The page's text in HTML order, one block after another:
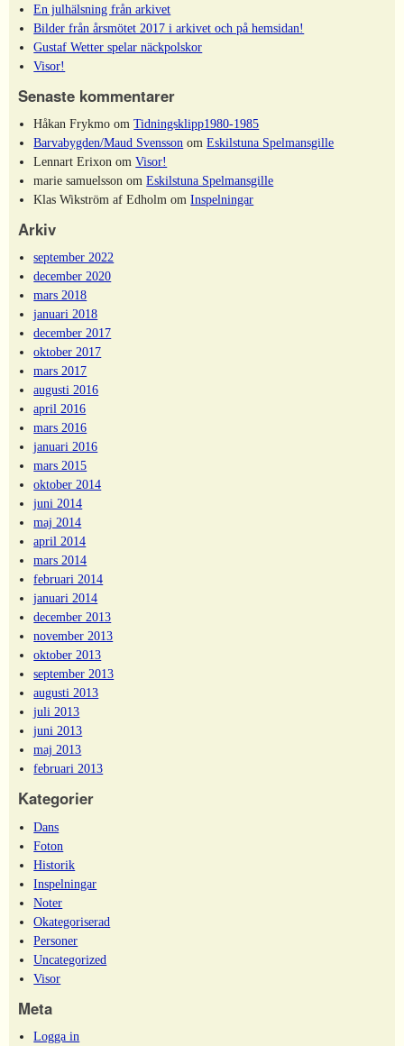
En julhälsning från arkivet
Bilder från årsmötet 2017 i arkivet och på hemsidan!
Gustaf Wetter spelar näckpolskor
Visor!
Senaste kommentarer
Håkan Frykmo omTidningsklipp1980-1985
Barvabygden/Maud Svensson omEskilstuna Spelmansgille
Lennart Erixon omVisor!
marie samuelsson omEskilstuna Spelmansgille
Klas Wikström af Edholm omInspelningar
Arkiv
september 2022
december 2020
mars 2018
januari 2018
december 2017
oktober 2017
mars 2017
augusti 2016
april 2016
mars 2016
januari 2016
mars 2015
oktober 2014
juni 2014
maj 2014
april 2014
mars 2014
februari 2014
januari 2014
december 2013
november 2013
oktober 2013
september 2013
augusti 2013
juli 2013
juni 2013
maj 2013
februari 2013
Kategorier
Dans
Foton
Historik
Inspelningar
Noter
Okategoriserad
Personer
Uncategorized
Visor
Meta
Logga in